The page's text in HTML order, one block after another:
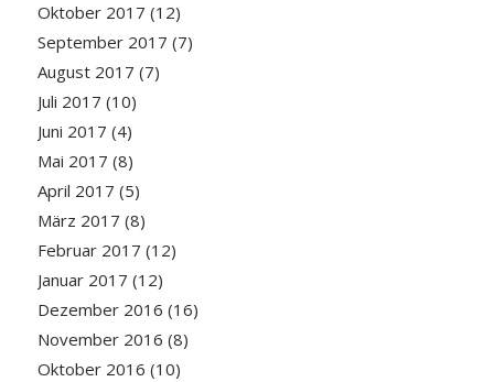
Oktober 2017 (12)
September 2017 (7)
August 2017 (7)
Juli 2017 (10)
Juni 2017 (4)
Mai 2017 (8)
April 2017 (5)
März 2017 (8)
Februar 2017 (12)
Januar 2017 (12)
Dezember 2016 (16)
November 2016 (8)
Oktober 2016 (10)